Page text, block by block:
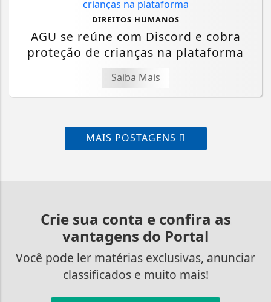
DIREITOS HUMANOS
AGU se reúne com Discord e cobra
proteção de crianças na plataforma
Saiba Mais
MAIS POSTAGENS
Crie sua conta e confira as
vantagens do Portal
Você pode ler matérias exclusivas, anunciar
classificados e muito mais!